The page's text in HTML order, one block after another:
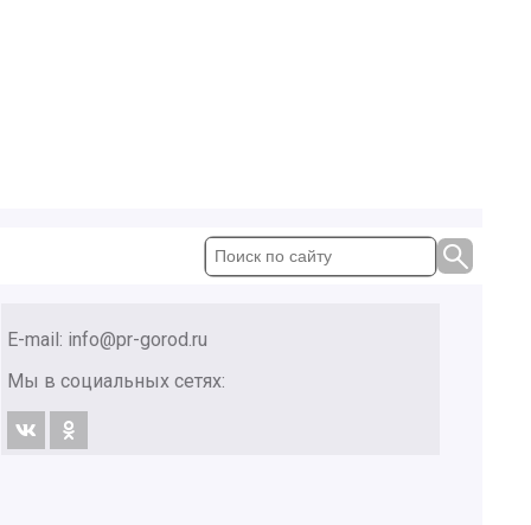
E-mail: info@pr-gorod.ru
Мы в социальных сетях: